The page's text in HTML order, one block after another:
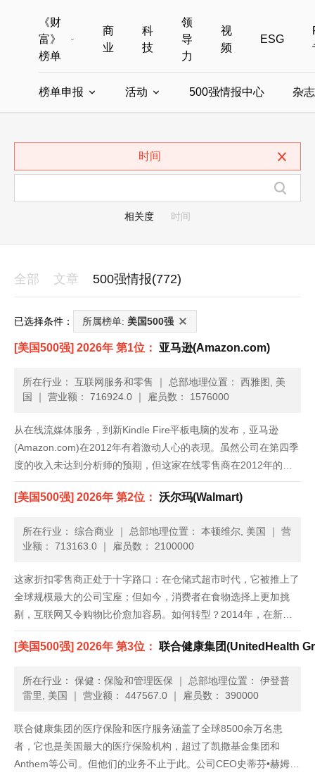
《财
富》
榜单
全部榜单
中国最具影响力商界女性
商
业
科
技
领
导
力
视
频
ESG
榜单申报 活动 500强情报中心 杂
时间
相关度 时间
全部 文章 500强情报(772)
已选择条件： 所属榜单: 美国500强
[美国500强] 2026年 第1位： 亚马逊(Amazon.com)
所在行业： 互联网服务和零售 ｜ 总部地理位置： 西雅图, 美
国
｜ 营业额： 716924.0 ｜ 雇员数： 1576000
从在线流媒体服务，到新Kindle Fire平板电脑的发布，亚马逊
(Amazon.com)在2012年有着激动人心的表现。虽然公司在第四季
度的收入未达到分析师的预期，但这家在线零售商在2012年的净
收入增加了27%，达到610亿美元；而2011年，公司的净收入为
480亿美元。公司继续大力推广Kind......
[美国500强] 2026年 第2位： 沃尔玛(Walmart)
所在行业： 综合商业 ｜ 总部地理位置： 本顿维尔, 美国 ｜ 营
业额： 713163.0 ｜ 雇员数： 2100000
这家折扣零售商正处于十字路口：在仓储式超市时代，它被推上了
全球规模最大的公司宝座；但如今，消费者在食物选择上更加挑
剔，互联网又令购物比价愈加容易。如何转型？2014年，在新任
首席执行官董明伦带领下，沃尔玛美国业务终于打破了近两年来季
度销售额零增长的局面。但复苏局势很脆弱，它仍旧在想方设法吸
[美国500强] 2026年 第3位： 联合健康集团(UnitedHealth
所在行业： 保健：保险和管理医保 ｜ 总部地理位置： 伊登普
雷里, 美国
｜ 营业额： 447567.0 ｜ 雇员数： 390000
联合健康集团的医疗保险和医疗服务涵盖了全球8500余万名患
者，它也是美国最大的医疗保险机构，超过了凯撒基金集团和
Anthem等公司。但他们的业务不止于此。公司CEO史蒂芬•赫姆斯